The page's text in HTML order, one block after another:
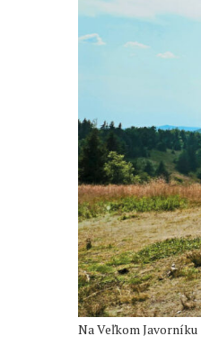
Na Veľkom Javorníku